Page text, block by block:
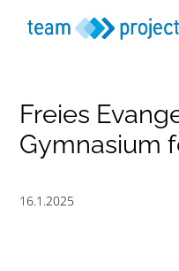
Freies
Gymnasium
16.1.2025